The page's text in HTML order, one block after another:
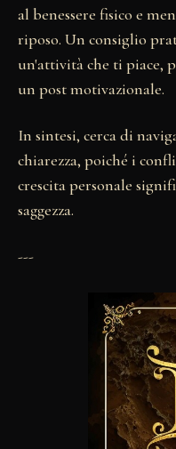
al benessere fisico e
riposo. Un consiglio
un'attività che ti piace,
un post motivazionale.
In sintesi, cerca di
chiarezza, poiché i
crescita personale
saggezza.
---